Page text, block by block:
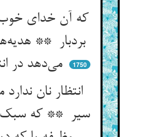
که آن خدای
بردبار **
می‌دهد در انتظار
1750
انتظار نان ندارد
سیر ** که سبک